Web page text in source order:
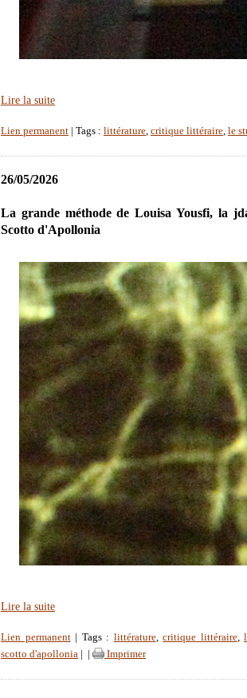
Lire la suite
Lien permanent | Tags : littérature, critique littéraire, le
26/05/2026
La grande méthode de Louisa Yousfi, la
Scotto d'Apollonia
Lire la suite
Lien permanent| Tags : littérature,critique littéraire,
scotto d'apollonia
Imprimer